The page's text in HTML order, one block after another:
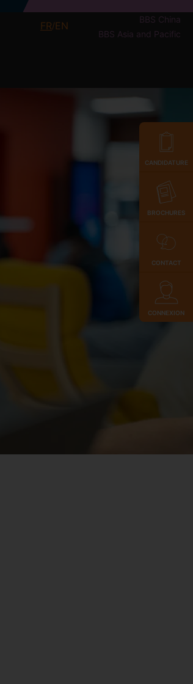
FR/EN
BBS China
BBS Asia and Pacific
CANDIDATURE
BROCHURES
CONTACT
CONNEXION